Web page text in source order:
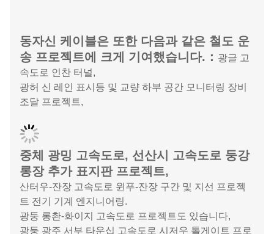
프로젝트 엔지니어링.
부동산 프로젝트
유산 인터내셔널, 잔롱화푸, 볼린 준루이, 잔장 신 아우
시티 가든 프로젝트,
주하이 기록 보관소 프로젝트, 파이낸셜 스트리트 후두
동자신 케이블은 또한 다음과 같은 철도 운
송 프로젝트에 크게 기여했습니다.：
속도로 인찬 터널,
광허 신 레인 표시등 및 교량 하부 공간 모니터링 장비